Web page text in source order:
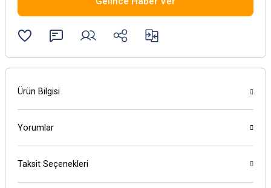
Ürün Bilgisi
Yorumlar
Taksit Seçenekleri